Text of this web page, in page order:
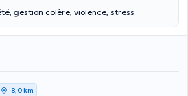
gestion colère, violence, stress
8,0 km